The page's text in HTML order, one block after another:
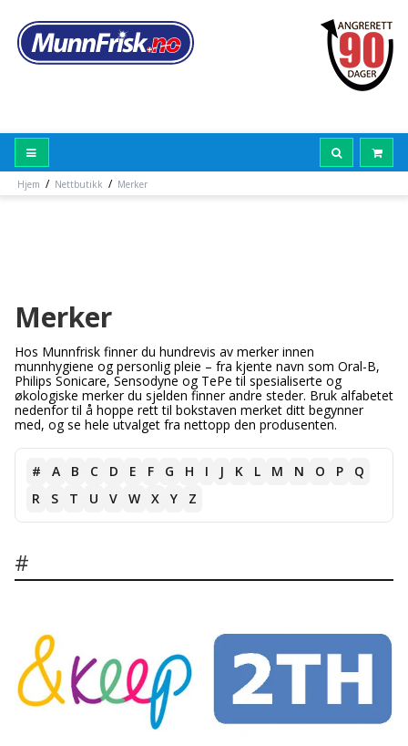
Hjem / Nettbutikk / Merker
Merker
Hos Munnfrisk finner du hundrevis av merker innen
munnhygiene og personlig pleie – fra kjente navn som Oral-B,
Philips Sonicare, Sensodyne og TePe til spesialiserte og
økologiske merker du sjelden finner andre steder. Bruk alfabetet
nedenfor til å hoppe rett til bokstaven merket ditt begynner
med, og se hele utvalget fra nettopp den produsenten.
# A B C D E F G H I J K L M N O P
Q
R
S T U V W X Y Z
#